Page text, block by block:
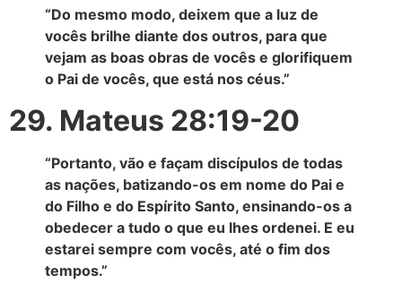
“Do mesmo modo, deixem que a luz de
vocês brilhe diante dos outros, para que
vejam as boas obras de vocês e glorifiquem
o Pai de vocês, que está nos céus.”
29. Mateus 28:19-20
“Portanto, vão e façam discípulos de todas
as nações, batizando-os em nome do Pai e
do Filho e do Espírito Santo, ensinando-os a
obedecer a tudo o que eu lhes ordenei. E eu
estarei sempre com vocês, até o fim dos
tempos.”